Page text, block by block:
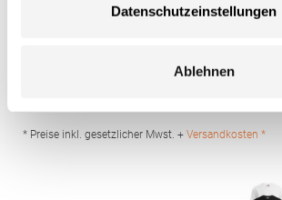
Datenschutzeinstellungen
Ablehnen
Verstärkte verdeckte Nähte am Innenkragen Kontrastierende
g/m²Materialzusammensetzung: 50%
PolyesterAngaben zur Produktsicherheit:
* Preise inkl. gesetzlicher Mwst. + Versandkosten *